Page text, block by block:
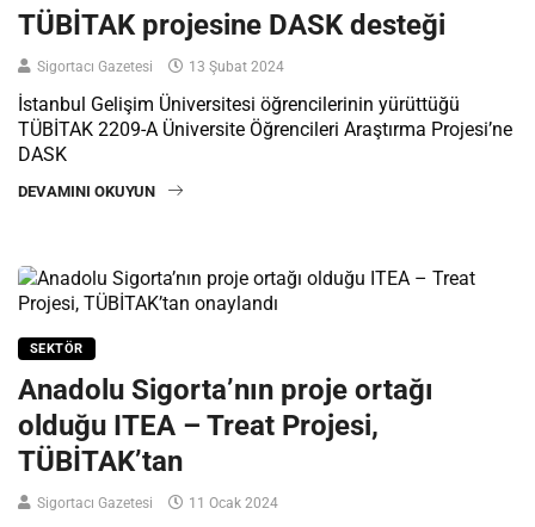
TÜBİTAK projesine DASK desteği
Sigortacı Gazetesi 13 Şubat 2024
İstanbul Gelişim Üniversitesi öğrencilerinin yürüttüğü
TÜBİTAK 2209-A Üniversite Öğrencileri Araştırma Projesi’ne
DASK
DEVAMINI OKUYUN
SEKTÖR
Anadolu Sigorta’nın proje ortağı
olduğu ITEA – Treat Projesi,
TÜBİTAK’tan
Sigortacı Gazetesi 11 Ocak 2024